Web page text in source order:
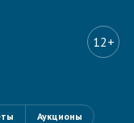
12+
Аукционы